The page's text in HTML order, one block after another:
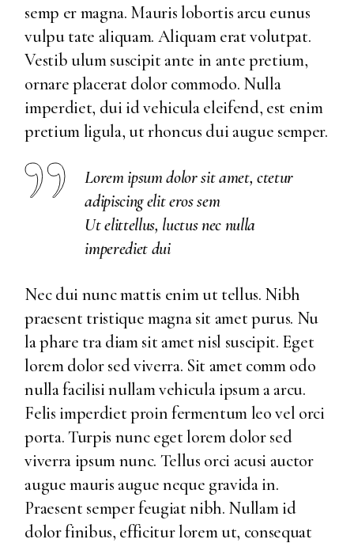
semp er magna. Mauris lobortis arcu eunus
vulpu tate aliquam. Aliquam erat volutpat.
Vestib ulum suscipit ante in ante pretium,
ornare placerat dolor commodo. Nulla
imperdiet, dui id vehicula eleifend, est enim
pretium ligula, ut rhoncus dui augue semper.
Lorem ipsum dolor sit amet, ctetur
adipiscing elit eros sem
Ut elittellus, luctus nec nulla
imperediet dui
Nec dui nunc mattis enim ut tellus. Nibh
praesent tristique magna sit amet purus. Nu
la phare tra diam sit amet nisl suscipit. Eget
lorem dolor sed viverra. Sit amet comm odo
nulla facilisi nullam vehicula ipsum a arcu.
Felis imperdiet proin fermentum leo vel orci
porta. Turpis nunc eget lorem dolor sed
viverra ipsum nunc. Tellus orci acusi auctor
augue mauris augue neque gravida in.
Praesent semper feugiat nibh. Nullam id
dolor finibus, efficitur lorem ut, consequat